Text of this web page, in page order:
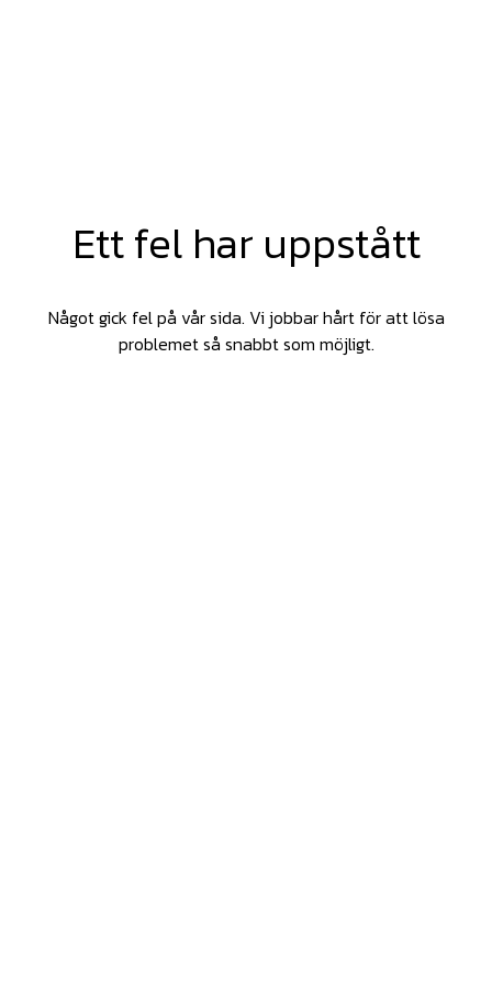
Ett fel har uppstått
Något gick fel på vår sida. Vi jobbar hårt för att lösa
problemet så snabbt som möjligt.